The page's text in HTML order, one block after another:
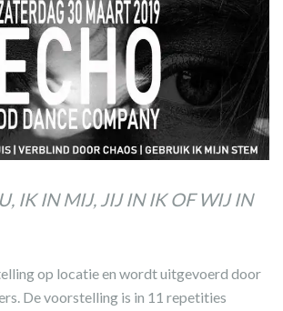
IK IN MIJ, JIJ IN IK OF WIJ IN
op locatie en wordt uitgevoerd door
De voorstelling is in 11 repetities